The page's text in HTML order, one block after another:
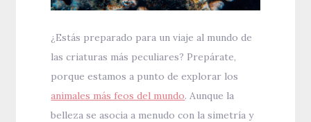
¿Estás preparado para un viaje al mundo de
las criaturas más peculiares? Prepárate,
porque estamos a punto de explorar los
animales más feos del mundo. Aunque la
belleza se asocia a menudo con la simetría y